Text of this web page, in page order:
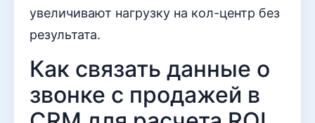
увеличивают нагрузку на кол-центр без
результата.
Как связать данные о
звонке с продажей в